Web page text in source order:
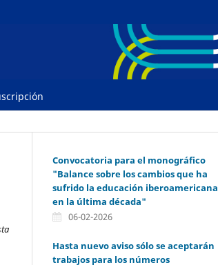
Convocatoria para el monográfico
"Balance sobre los cambios que ha
sufrido la educación iberoamericana
en la última década"
06-02-2026
Hasta nuevo aviso sólo se aceptarán
trabajos para los números